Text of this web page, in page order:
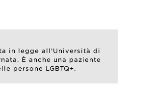
in legge all'Università di
È anche una paziente
persone LGBTQ+.